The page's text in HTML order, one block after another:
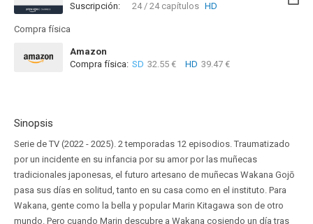
Suscripción:
24 / 24 capítulos HD
Compra física
Amazon
Compra física: SD 32.55 € HD 39.47 €
Sinopsis
Serie de TV (2022 - 2025). 2 temporadas 12 episodios. Traumatizado
por un incidente en su infancia por su amor por las muñecas
tradicionales japonesas, el futuro artesano de muñecas Wakana Gojō
pasa sus días en solitud, tanto en su casa como en el instituto. Para
Wakana, gente como la bella y popular Marin Kitagawa son de otro
mundo. Pero cuando Marin descubre a Wakana cosiendo un día tras